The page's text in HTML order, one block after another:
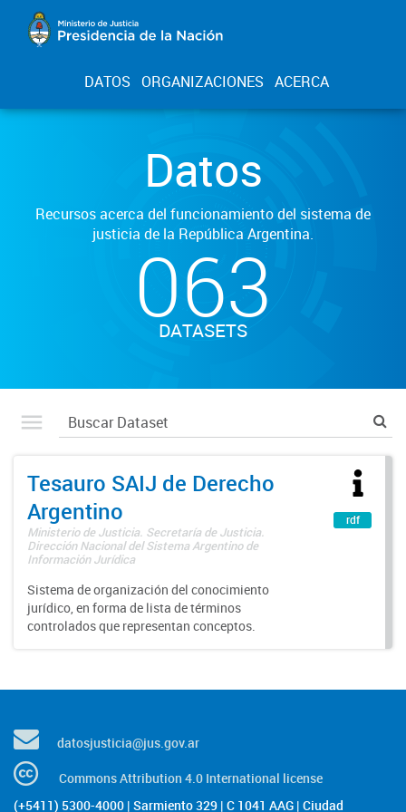
DATOS ORGANIZACIONES ACERCA
Datos
Recursos acerca del funcionamiento del sistema de
justicia de la República Argentina.
063
DATASETS
Tesauro SAIJ de Derecho
Argentino
Ministerio de Justicia. Secretaría de Justicia.
Dirección Nacional del Sistema Argentino de
Información Jurídica
Sistema de organización del conocimiento
jurídico, en forma de lista de términos
controlados que representan conceptos.
rdf
datosjusticia@jus.gov.ar
Commons Attribution 4.0 International license
(+5411) 5300-4000 | Sarmiento 329 | C 1041 AAG | Ciudad